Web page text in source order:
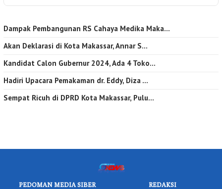
Dampak Pembangunan RS Cahaya Medika Maka…
Akan Deklarasi di Kota Makassar, Annar S…
Kandidat Calon Gubernur 2024, Ada 4 Toko…
Hadiri Upacara Pemakaman dr. Eddy, Diza …
Sempat Ricuh di DPRD Kota Makassar, Pulu…
PEDOMAN MEDIA SIBER
REDAKSI